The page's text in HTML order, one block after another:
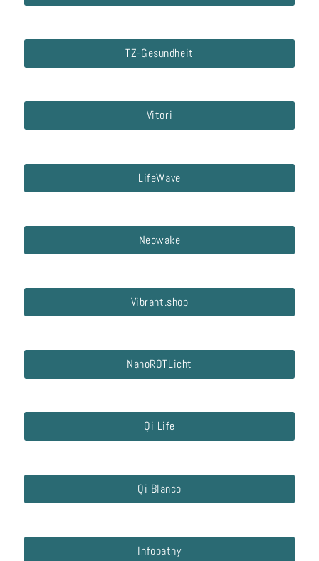
TZ-Gesundheit
Vitori
LifeWave
Neowake
Vibrant.shop
NanoROTLicht
Qi Life
Qi Blanco
Infopathy